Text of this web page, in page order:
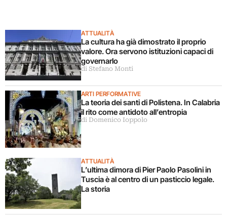
ATTUALITÀ
La cultura ha già dimostrato il proprio
valore. Ora servono istituzioni capaci di
governarlo
di Stefano Monti
ARTI PERFORMATIVE
La teoria dei santi di Polistena. In Calabria
il rito come antidoto all’entropia
di Domenico Ioppolo
ATTUALITÀ
L’ultima dimora di Pier Paolo Pasolini in
Tuscia è al centro di un pasticcio legale.
La storia